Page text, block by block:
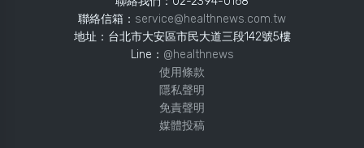
聯絡信箱： service@healthnews.com.tw
地址：台北市大安區市民大道三段142號5樓
Line： @healthnews
使用條款
隱私聲明
免責聲明
媒體投稿